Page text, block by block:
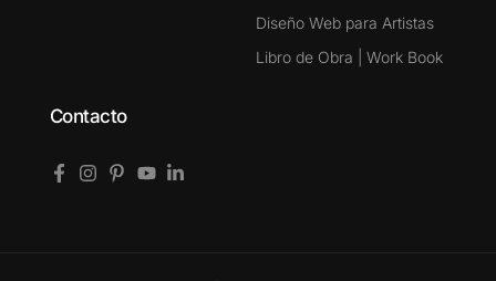
Diseño Web para Artistas
Libro de Obra | Work Book
Contacto